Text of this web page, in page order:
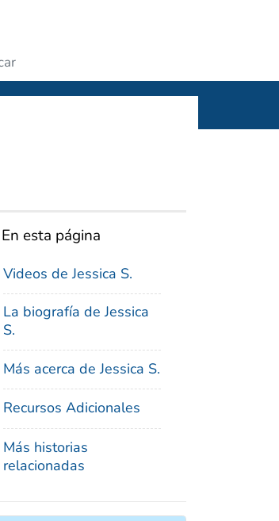
En esta página
Videos de Jessica S.
La biografía de Jessica
S.
Más acerca de Jessica S.
Recursos Adicionales
Más historias
relacionadas